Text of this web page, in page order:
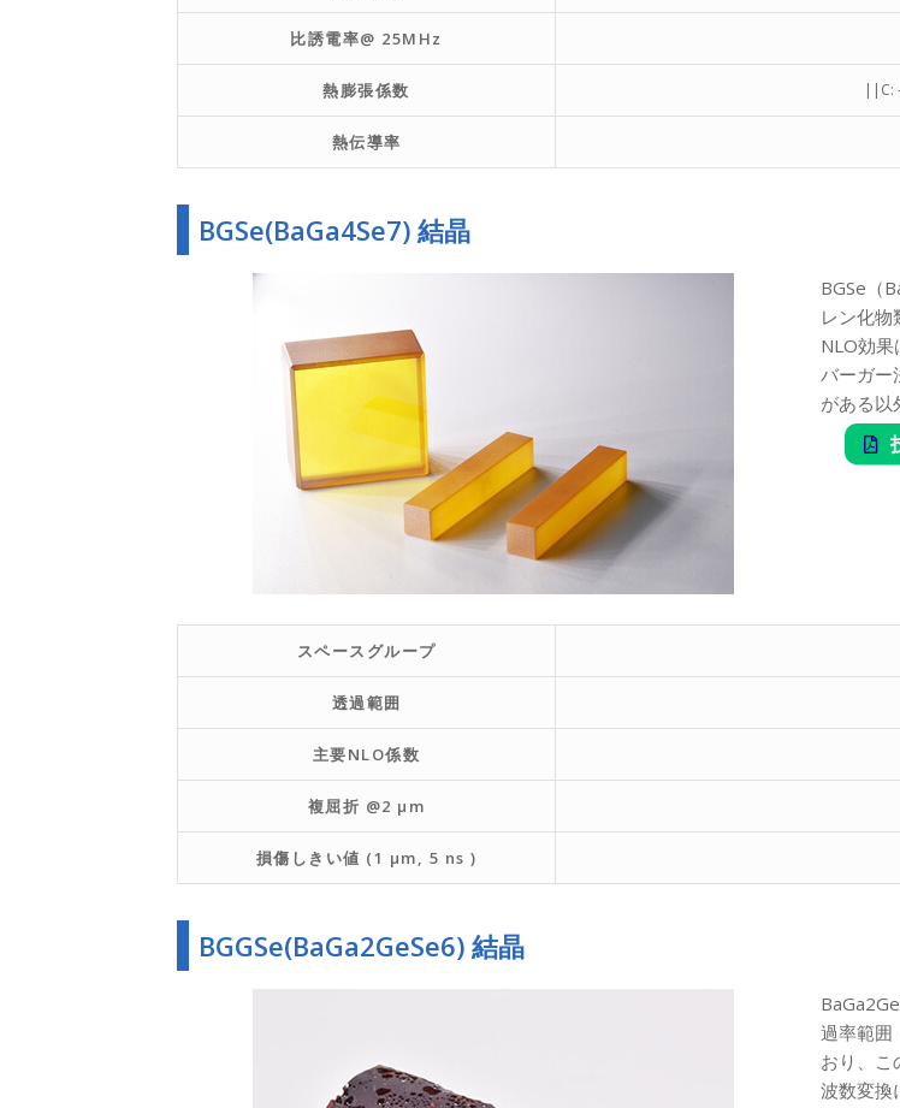
比誘電率@ 25MHz
熱膨張係数 ||C:
熱伝導率
BGSe(BaGa4Se7) 結晶
BGSe（
レン化
NLO効
バーガー
がある以
スペースグループ
透過範囲
主要NLO係数
複屈折 @2 μm
損傷しきい値 (1 μm, 5 ns )
BGGSe(BaGa2GeSe6) 結晶
過率範囲
おり、こ
波数変換